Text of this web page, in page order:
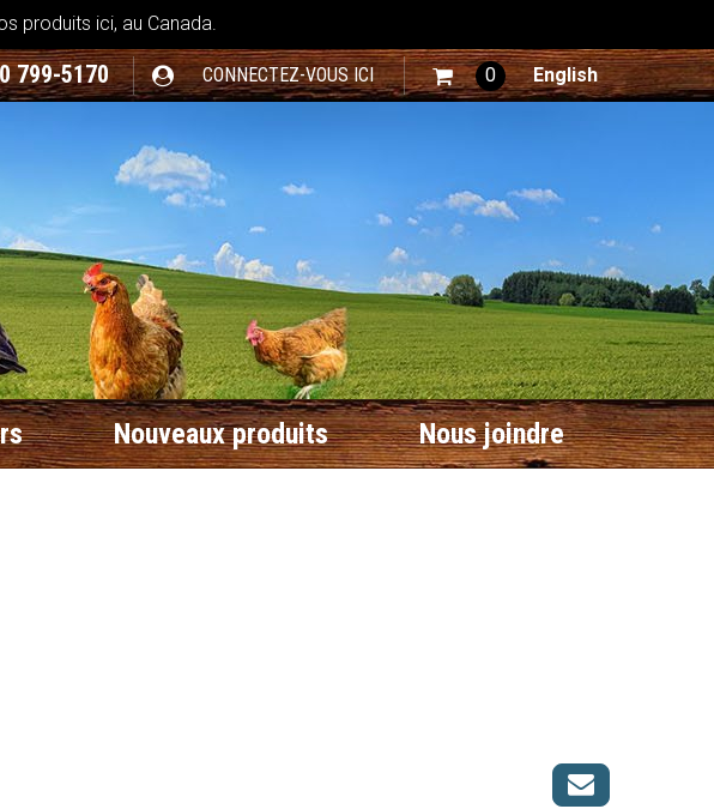
produits ici, au Canada.
799-5170 CONNECTEZ-VOUS ICI 0 English
Nouveaux produits Nous joindre